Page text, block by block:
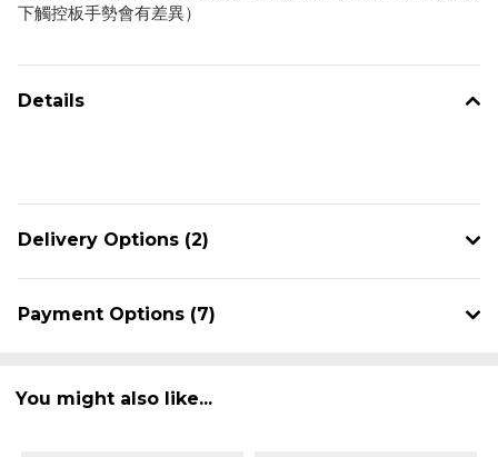
下觸控板手勢會有差異）
Details
Delivery Options (2)
Payment Options (7)
You might also like...